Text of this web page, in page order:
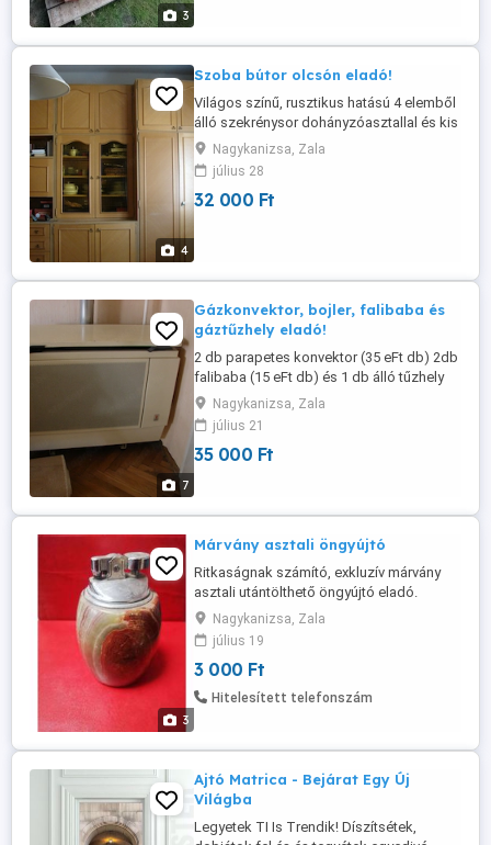
3
4
Szoba bútor olcsón eladó!
Világos színű, rusztikus hatású 4 elemből
álló szekrénysor dohányzóasztallal és kis
komóddal együtt elvihető. Megkímélt
állapotú bútor.
Nagykanizsa, Zala
július 28
32 000 Ft
7
Gázkonvektor, bojler, falibaba és
gáztűzhely eladó!
2 db parapetes konvektor (35 eFt db) 2db
falibaba (15 eFt db) és 1 db álló tűzhely
elktromos sütővel, gázzal működő
főzőlappal (35 eFt )eladó! Te:
06302627496
Nagykanizsa, Zala
július 21
35 000 Ft
3
Márvány asztali öngyújtó
Ritkaságnak számító, exkluzív márvány
asztali utántölthető öngyújtó eladó.
Mérete: 9 x 6 cm. Tűzkő és gáz kell bele.
Ár: 3000 Ft. Átvehető Nagykanizsán,
postázni tudom.
Nagykanizsa, Zala
július 19
3 000 Ft
Hitelesített telefonszám
Ajtó Matrica - Bejárat Egy Új
Világba
Legyetek TI Is Trendik! Díszítsétek,